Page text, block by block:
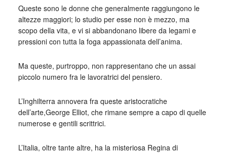
Queste sono le donne che generalmente raggiungono le
altezze maggiori; lo studio per esse non è mezzo, ma
scopo della vita, e vi si abbandonano libere da legami e
pressioni con tutta la foga appassionata dell’anima.
Ma queste, purtroppo, non rappresentano che un assai
piccolo numero fra le lavoratrici del pensiero.
L’Inghilterra annovera fra queste aristocratiche
dell’arte,George Elliot, che rimane sempre a capo di quelle
numerose e gentili scrittrici.
L’Italia, oltre tante altre, ha la misteriosa Regina di